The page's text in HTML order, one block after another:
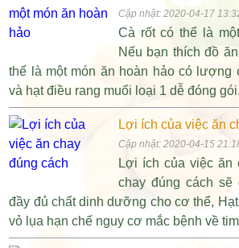
Cập nhật: 2020-04-17
Cà rốt có thể là
Nếu bạn thích đồ
thể là một món ăn hoàn hảo có lượng
và hạt điều rang muối loại 1 dễ đóng
Lợi ích của việc ăn
Cập nhật: 2020-04-15
Lợi ích của việc ăn
chay đúng cách sẽ
đầy đủ chất dinh dưỡng cho cơ thể,
vỏ lụa hạn chế nguy cơ mắc bệnh về